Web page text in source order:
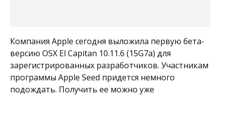
Компания Apple сегодня выложила первую бета-
версию OSX El Capitan 10.11.6 (15G7a) для
зарегистрированных разработчиков. Участникам
программы Apple Seed придется немного
подождать. Получить ее можно уже